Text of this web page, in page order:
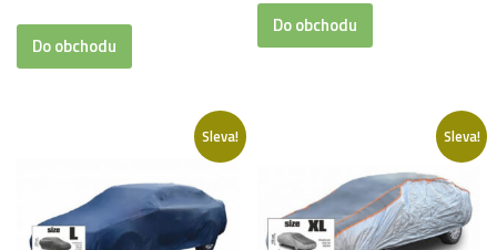
byla:
1
Do obchodu
byla:
2
Do obchodu
Sleva! Sleva!